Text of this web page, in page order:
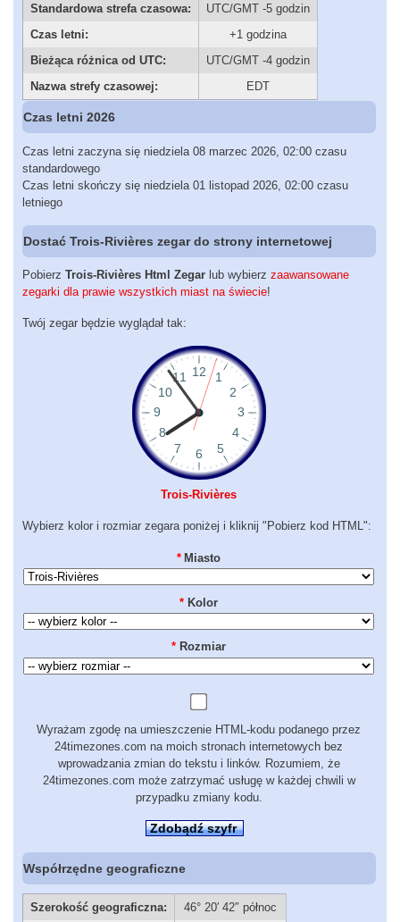
Standardowa strefa czasowa:
UTC/GMT -5 godzin
Czas letni:
+1 godzina
Bieżąca różnica od UTC:
UTC/GMT -4 godzin
Nazwa strefy czasowej:
EDT
Czas letni 2026
Czas letni zaczyna się niedziela 08 marzec 2026, 02:00 czasu
standardowego
Czas letni skończy się niedziela 01 listopad 2026, 02:00 czasu
letniego
Dostać Trois-Rivières zegar do strony internetowej
Pobierz Trois-Rivières Html Zegar lub wybierz zaawansowane
zegarki dla prawie wszystkich miast na świecie!
Twój zegar będzie wyglądał tak:
Trois-Rivières
Wybierz kolor i rozmiar zegara poniżej i kliknij "Pobierz kod HTML":
* Miasto
* Kolor
* Rozmiar
Wyrażam zgodę na umieszczenie HTML-kodu podanego przez
24timezones.com na moich stronach internetowych bez
wprowadzania zmian do tekstu i linków. Rozumiem, że
24timezones.com może zatrzymać usługę w każdej chwili w
przypadku zmiany kodu.
Zdobądź szyfr
Współrzędne geograficzne
Szerokość geograficzna:
46° 20′ 42″ północ